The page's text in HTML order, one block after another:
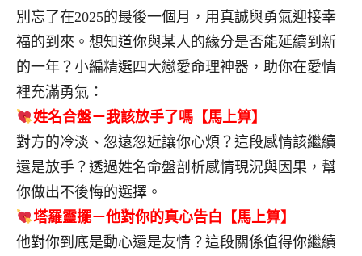
別忘了在2025的最後一個月，用真誠與勇氣迎接幸
福的到來。想知道你與某人的緣分是否能延續到新
的一年？小編精選四大戀愛命理神器，助你在愛情
裡充滿勇氣：
姓名合盤－我該放手了嗎【馬上算】
對方的冷淡、忽遠忽近讓你心煩？這段感情該繼續
還是放手？透過姓名命盤剖析感情現況與因果，幫
你做出不後悔的選擇。
塔羅靈擺－他對你的真心告白【馬上算】
他對你到底是動心還是友情？這段關係值得你繼續